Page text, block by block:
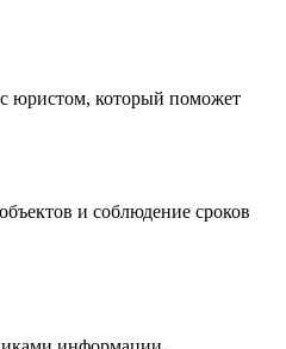
с юристом, который поможет
и соблюдение сроков